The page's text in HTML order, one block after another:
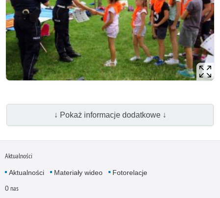
↓ Pokaż informacje dodatkowe ↓
Aktualności
Aktualności Materiały wideo Fotorelacje
O nas